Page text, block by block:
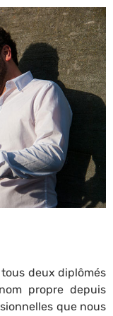
deux diplômés
propre depuis
que nous